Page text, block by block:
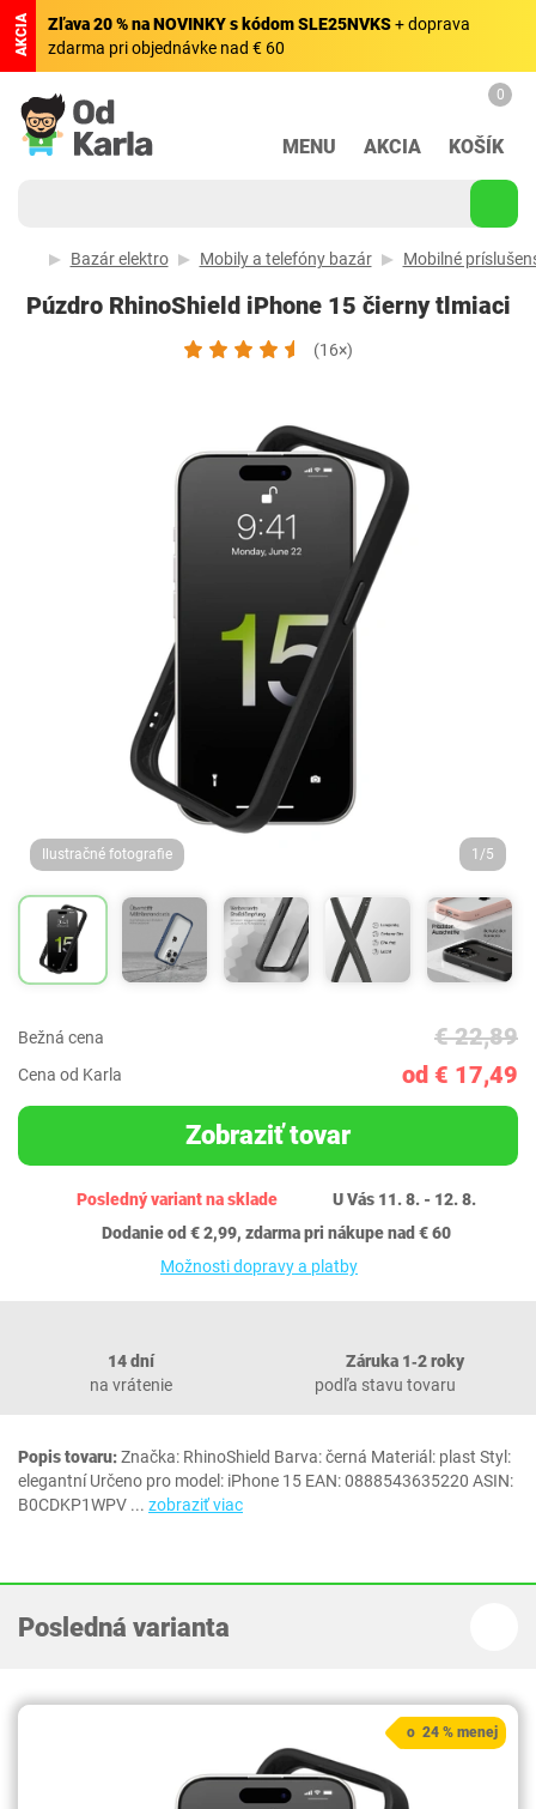
AKCIA Zľava 20 % na NOVINKY s kódom SLE25NVKS+ doprava
zdarma pri objednávke nad € 60
MENU AKCIA
0
KOŠÍK
Bazár elektro Mobily a telefóny bazár Mobilné
Púzdro RhinoShield iPhone 15 čierny tlmiaci
(16×)
Ilustračné fotografie 1/5
Bežná cena € 22,89
Cena od Karla od € 17,49
Zobraziť tovar
Posledný variant na sklade
U Vás 11. 8. - 12. 8.
Dodanie od € 2,99, zdarma pri nákupe nad € 60
Možnosti dopravy a platby
14 dní
na vrátenie
Záruka 1‐2 roky
podľa stavu tovaru
Popis tovaru:Značka: RhinoShield Barva: černá Materiál: plast Styl:
elegantní Určeno pro model: iPhone 15 EAN: 0888543635220 ASIN:
B0CDKP1WPV ... zobraziť viac
Posledná varianta
o 24 % menej